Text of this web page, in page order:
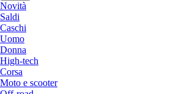
Novità
Saldi
Caschi
Uomo
Donna
High-tech
Corsa
Moto e scooter